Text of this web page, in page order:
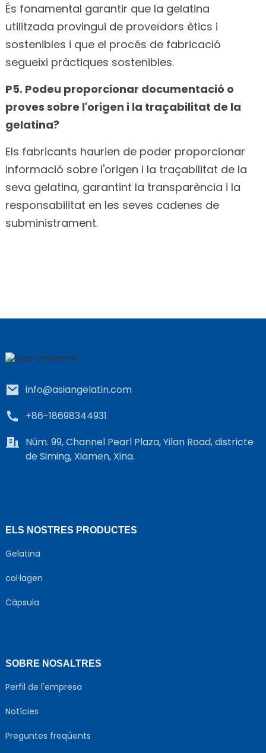
És fonamental garantir que la gelatina
utilitzada provingui de proveïdors ètics i
sostenibles i que el procés de fabricació
segueixi pràctiques sostenibles.
P5. Podeu proporcionar documentació o
proves sobre l'origen i la traçabilitat de la
gelatina?
Els fabricants haurien de poder proporcionar
informació sobre l'origen i la traçabilitat de la
seva gelatina, garantint la transparència i la
responsabilitat en les seves cadenes de
subministrament.
info@asiangelatin.com
+86-18698344931
Núm. 99, Channel Pearl Plaza, Yilan Road, districte
de Siming, Xiamen, Xina.
ELS NOSTRES PRODUCTES
Gelatina
col·lagen
Càpsula
SOBRE NOSALTRES
Perfil de l'empresa
Notícies
Preguntes freqüents